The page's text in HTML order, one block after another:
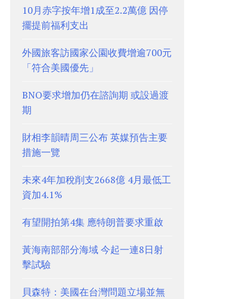
10月赤字按年增1成至2.2萬億 因停
擺提前福利支出
外國旅客訪國家公園收費增逾700元
「符合美國優先」
BNO要求增加仍在諮詢期 或設過渡
期
財相李韻晴周三公布 英媒預告主要
措施一覽
未來4年加稅削支2668億 4月最低工
資加4.1%
有望開拍第4集 應特朗普要求重啟
黃海南部部分海域 今起一連8日射
擊試驗
貝森特：美國在台灣問題立場並無